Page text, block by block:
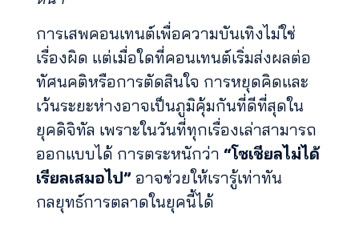
การเสพคอนเทนต์เพื่อความบันเทิงไม่ใช่
เรื่องผิด แต่เมื่อใดที่คอนเทนต์เริ่มส่งผลต่อ
ทัศนคติหรือการตัดสินใจ การหยุดคิดและ
เว้นระยะห่างอาจเป็นภูมิคุ้มกันที่ดีที่สุดใน
ยุคดิจิทัล เพราะในวันที่ทุกเรื่องเล่าสามารถ
ออกแบบได้ การตระหนักว่า “โซเชียลไม่ได้
เรียลเสมอไป” อาจช่วยให้เรารู้เท่าทัน
กลยุทธ์การตลาดในยุคนี้ได้